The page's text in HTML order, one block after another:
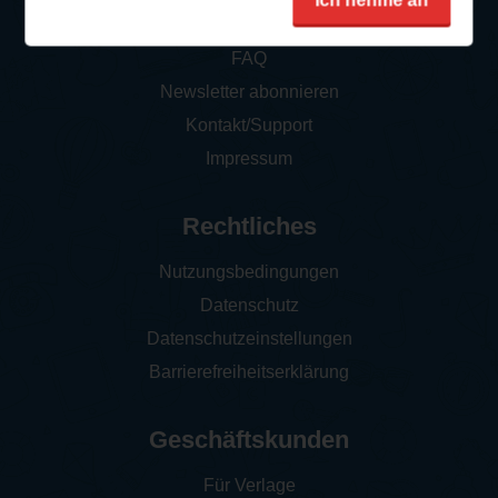
So funktioniert‘s
FAQ
Newsletter abonnieren
Kontakt/Support
Impressum
Rechtliches
Nutzungsbedingungen
Datenschutz
Datenschutzeinstellungen
Barrierefreiheitserklärung
Geschäftskunden
Für Verlage